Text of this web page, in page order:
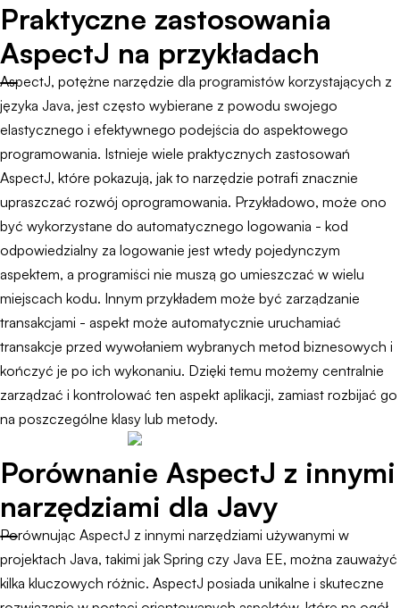
Praktyczne zastosowania
AspectJ na przykładach
AspectJ, potężne narzędzie dla programistów korzystających z
języka Java, jest często wybierane z powodu swojego
elastycznego i efektywnego podejścia do aspektowego
programowania. Istnieje wiele praktycznych zastosowań
AspectJ, które pokazują, jak to narzędzie potrafi znacznie
upraszczać rozwój oprogramowania. Przykładowo, może ono
być wykorzystane do automatycznego logowania - kod
odpowiedzialny za logowanie jest wtedy pojedynczym
aspektem, a programiści nie muszą go umieszczać w wielu
miejscach kodu. Innym przykładem może być zarządzanie
transakcjami - aspekt może automatycznie uruchamiać
transakcje przed wywołaniem wybranych metod biznesowych i
kończyć je po ich wykonaniu. Dzięki temu możemy centralnie
zarządzać i kontrolować ten aspekt aplikacji, zamiast rozbijać go
na poszczególne klasy lub metody.
Porównanie AspectJ z innymi
narzędziami dla Javy
Porównując AspectJ z innymi narzędziami używanymi w
projektach Java, takimi jak Spring czy Java EE, można zauważyć
kilka kluczowych różnic. AspectJ posiada unikalne i skuteczne